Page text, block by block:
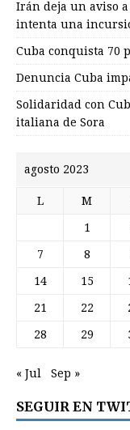
Irán deja un aviso
intenta una
Cuba conquista 70
Denuncia Cuba
Solidaridad con
italiana de Sora
agosto 2023
L M
1
7 8
14 15
21 22
28 29
« Jul Sep »
SEGUIR EN